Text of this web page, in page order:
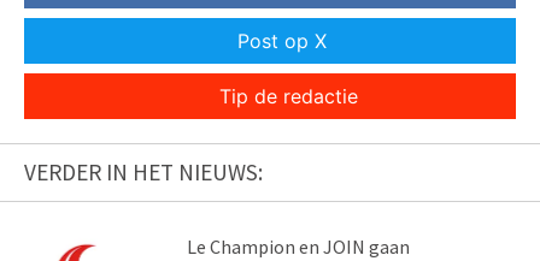
Post op X
Tip de redactie
VERDER IN HET NIEUWS:
Le Champion en JOIN gaan